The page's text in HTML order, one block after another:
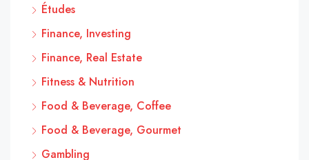
Études
Finance, Investing
Finance, Real Estate
Fitness & Nutrition
Food & Beverage, Coffee
Food & Beverage, Gourmet
Gambling